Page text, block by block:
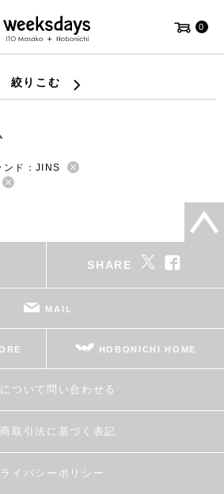
0
絞りこむ
ンド：JINS
SHARE
MAIL
HOBONICHI HOME
ついて問い合わせる
取引法に基づく表記
イバシーポリシー